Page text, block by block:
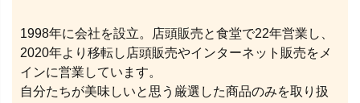
1998年に会社を設立。店頭販売と食堂で22年営業し、
2020年より移転し店頭販売やインターネット販売をメ
インに営業しています。
自分たちが美味しいと思う厳選した商品のみを取り扱